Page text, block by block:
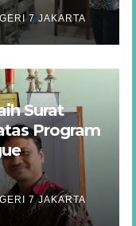
7 JAKARTA
Surat
Program
7 JAKARTA